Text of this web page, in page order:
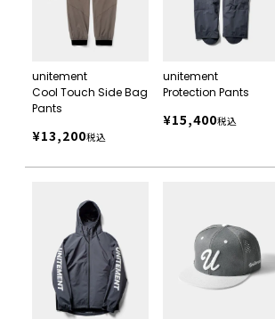
unitement
Cool Touch Side Bag
Pants
¥13,200税込
unitement
Protection Pants
¥15,400税込